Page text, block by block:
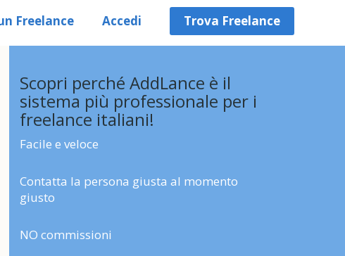
Freelance Accedi Trova Freelance
Scopri perché AddLance è il
sistema più professionale per i
freelance italiani!
Facile e veloce
Contatta la persona giusta al momento
giusto
NO commissioni